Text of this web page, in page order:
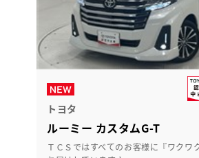
トヨタ
ルーミー カスタムG-T
ＴＣＳではすべてのお客様に『ワクワ